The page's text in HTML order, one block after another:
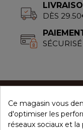
DÈS
SÉCURISÉ
CONCEPT ÉPICES
Ce magasin vous
d'optimiser les
réseaux sociaux et